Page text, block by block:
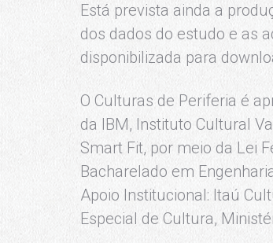
Está prevista ainda a
dos dados do estudo e as
disponibilizada para
O Culturas de Periferia é
da IBM, Instituto Cultural
Smart Fit, por meio da Lei
Bacharelado em
Apoio Institucional: Itaú
Especial de Cultura,